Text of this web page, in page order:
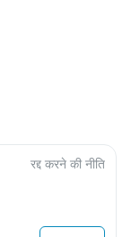
रद्द करने की नीति